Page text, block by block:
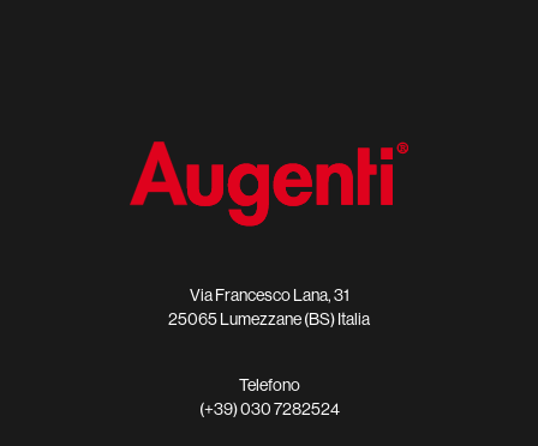
Via Francesco Lana, 31
25065 Lumezzane (BS) Italia
Telefono
(+39) 030 7282524